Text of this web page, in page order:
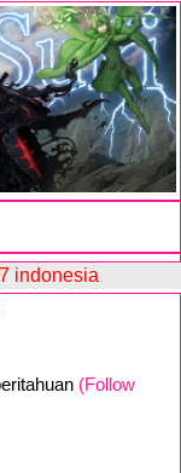
indonesia
(Follow